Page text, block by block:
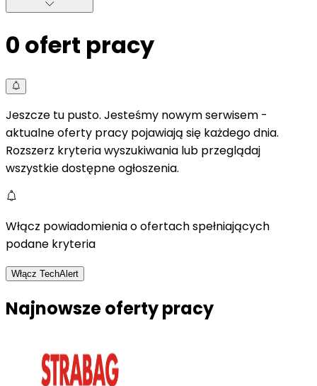
0 ofert pracy
Jeszcze tu pusto. Jesteśmy nowym serwisem -
aktualne oferty pracy pojawiają się każdego dnia.
Rozszerz kryteria wyszukiwania lub przeglądaj
wszystkie dostępne ogłoszenia.
Włącz powiadomienia o ofertach spełniających
podane kryteria
Włącz TechAlert
Najnowsze oferty pracy